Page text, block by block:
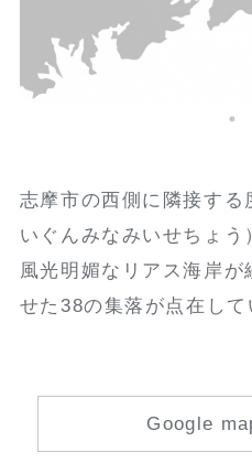
志摩市の西側に隣接する
いぐんみなみいせちょう
風光明媚なリアス海岸
せた38の集落が点在して
Google